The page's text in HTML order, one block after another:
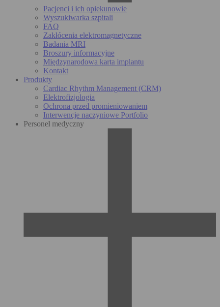
Pacjenci i ich opiekunowie
Wyszukiwarka szpitali
FAQ
Zakłócenia elektromagnetyczne
Badania MRI
Broszury informacyjne
Międzynarodowa karta implantu
Kontakt
Produkty
Cardiac Rhythm Management (CRM)
Elektrofizjologia
Ochrona przed promieniowaniem
Interwencje naczyniowe Portfolio
Personel medyczny